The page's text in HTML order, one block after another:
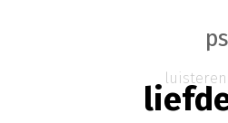
luisteren